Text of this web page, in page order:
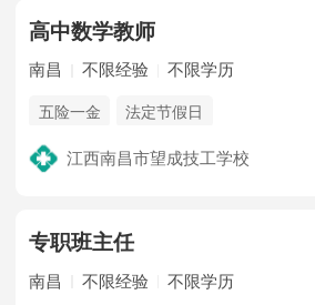
高中数学教师
南昌 不限经验 不限学历
五险一金 法定节假日
江西南昌市望成技工学校
专职班主任
南昌 不限经验 不限学历